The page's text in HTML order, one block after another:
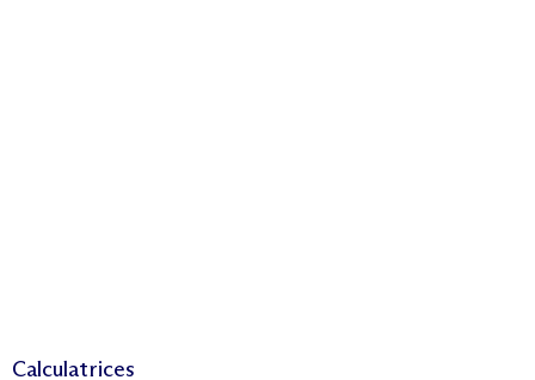
Calculatrices